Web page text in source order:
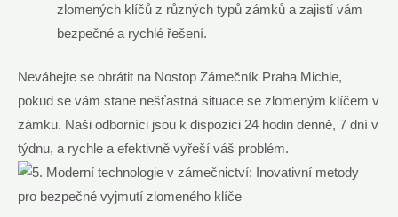
zlomených‍ klíčů z ​různých⁤ typů zámků ⁢a zajistí⁤ vám
bezpečné a rychlé řešení.
Neváhejte se ‍obrátit na Nostop Zámečník Praha​ Michle,
pokud​ se‍ vám stane nešťastná situace se zlomeným klíčem v
zámku. Naši ⁣odborníci jsou ‍k dispozici ⁣24 hodin denně,⁢ 7 dní v⁣
týdnu, a rychle a efektivně ​vyřeší ⁢váš problém.